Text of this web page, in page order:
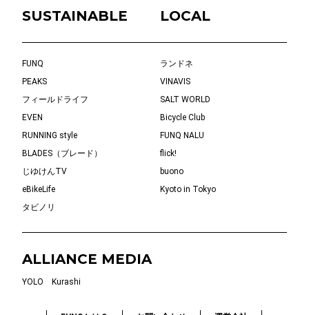
SUSTAINABLE
LOCAL
FUNQ
ランドネ
PEAKS
VINAVIS
フィールドライフ
SALT WORLD
EVEN
Bicycle Club
RUNNING style
FUNQ NALU
BLADES（ブレード）
flick!
じゆけんTV
buono
eBikeLife
Kyoto in Tokyo
タビノリ
ALLIANCE MEDIA
YOLO Kurashi